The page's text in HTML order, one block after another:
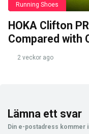
Running Shoes
HOKA Clifton
Compared with
2 veckor ago
Lämna ett svar
Din e-postadress kommer